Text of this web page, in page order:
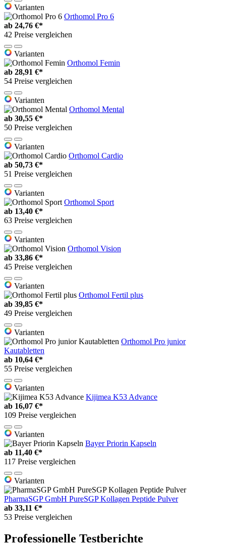
Varianten
Orthomol Pro 6
ab 24,76 €*
42 Preise vergleichen
Varianten
Orthomol Femin
ab 28,91 €*
54 Preise vergleichen
Varianten
Orthomol Mental
ab 30,55 €*
50 Preise vergleichen
Varianten
Orthomol Cardio
ab 50,73 €*
51 Preise vergleichen
Varianten
Orthomol Sport
ab 13,40 €*
63 Preise vergleichen
Varianten
Orthomol Vision
ab 33,86 €*
45 Preise vergleichen
Varianten
Orthomol Fertil plus
ab 39,85 €*
49 Preise vergleichen
Varianten
Orthomol Pro junior
Kautabletten
ab 10,64 €*
55 Preise vergleichen
Varianten
Kijimea K53 Advance
ab 16,07 €*
109 Preise vergleichen
Varianten
Bayer Priorin Kapseln
ab 11,40 €*
117 Preise vergleichen
Varianten
PharmaSGP GmbH PureSGP Kollagen Peptide Pulver
ab 33,11 €*
53 Preise vergleichen
Professionelle Testberichte